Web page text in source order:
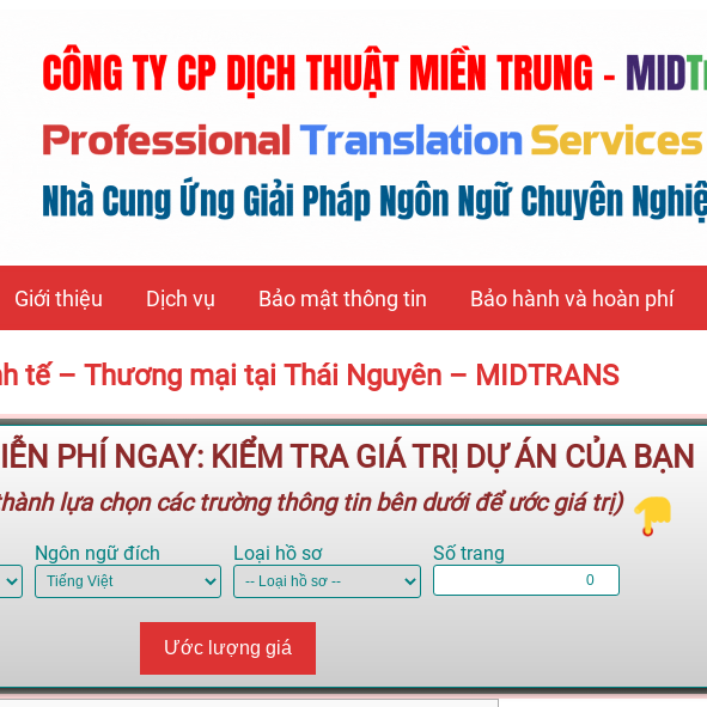
Giới thiệu Dịch vụ Bảo mật thông tin Bảo hành và hoàn phí
tế – Thương mại tại Thái Nguyên – MIDTRANS
PHÍ NGAY: KIỂM TRA GIÁ TRỊ DỰ ÁN CỦA BẠN
lựa chọn các trường thông tin bên dưới để ước giá trị)
Ngôn ngữ đích Loại hồ sơ Số trang
Ước lượng giá